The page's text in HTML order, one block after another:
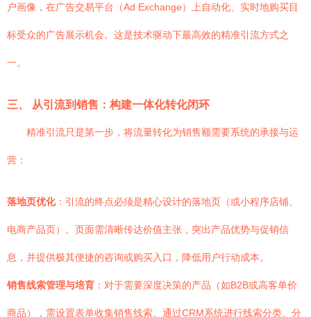
户画像，在广告交易平台（Ad Exchange）上自动化、实时地购买目
标受众的广告展示机会。这是技术驱动下最高效的精准引流方式之
一。
三、 从引流到销售：构建一体化转化闭环
精准引流只是第一步，将流量转化为销售额需要系统的承接与运
营：
落地页优化：引流的终点必须是精心设计的落地页（或小程序店铺、
电商产品页）。页面需清晰传达价值主张，突出产品优势与促销信
息，并提供极其便捷的咨询或购买入口，降低用户行动成本。
销售线索管理与培育 ：对于需要深度决策的产品（如B2B或高客单价
商品），需设置表单收集销售线索。通过CRM系统进行线索分类、分